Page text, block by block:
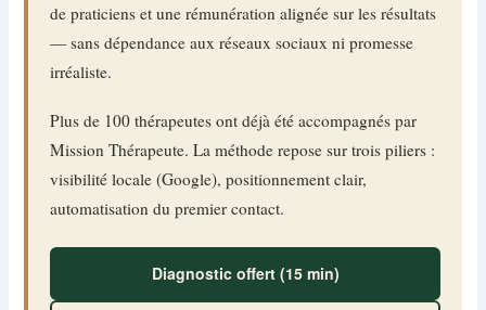
de praticiens et une rémunération alignée sur les résultats
— sans dépendance aux réseaux sociaux ni promesse
irréaliste.
Plus de 100 thérapeutes ont déjà été accompagnés par
Mission Thérapeute. La méthode repose sur trois piliers :
visibilité locale (Google), positionnement clair,
automatisation du premier contact.
Diagnostic offert (15 min)